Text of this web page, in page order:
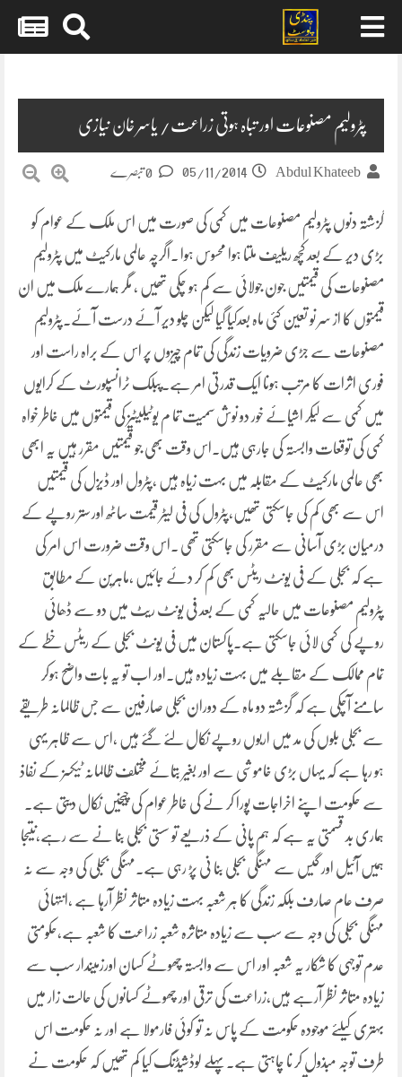
پٹرولیم مصنوعات اور تباہ ہوتی زراعت/ یاسر خان نیازی
Abdul Khateeb
05/11/2014
گزشتہ دنوں پٹرولیم مصنوعات میں کمی کی صورت میں اس ملک کے عوام کو
بڑی دیر کے بعد کچھ ریلیف ملتا ہوا محسوس ہوا ۔اگرچہ عالمی مارکیٹ میں پٹرولیم
مصنوعات کی قیمتیں جون جولائی سے کم ہو چکی تھیں ، مگر ہمارے ملک میں ان
قیمتوں کا از سر نو تعین کئی ماہ بعدکیا گیا لیکن چلو دیر آئے درست آئے۔پٹرولیم
مصنوعات سے جڑی ضرویات زندگی کی تمام چیزوں پر اس کے براہ راست اور
فوری اثرات کا مرتب ہونا ایک قدرتی امر ہے۔پبلک ٹرانسپورٹ کے کرایوں
میں کمی سے لیکر اشیائے خور دو نوش سمیت تما م یوٹیلیٹیز کی قیمتوں میں خاطر خواہ
کمی کی توقعات وابستہ کی جارہی ہیں۔اس وقت بھی جو قیمتیں مقرر ہیں یہ ابھی
بھی عالمی مارکیٹ کے مقابلہ میں بہت زیاہ ہیں ،پٹرول اور ڈیزل کی قیمتیں
اس سے بھی کم کی جاسکتی تھیں،پٹرول کی فی لیٹر قیمت ساٹھ اور ستر روپے کے
درمیان بڑی آسانی سے مقرر کی جاسکتی تھی ۔اس وقت ضرورت اس امر کی
ہے کہ بجلی کے فی یونٹ ریٹس بھی کم کر دئے جائیں ،ماہرین کے مطابق
پٹرولیم مصنوعات میں حالیہ کمی کے بعد فی یونٹ ریٹ میں دو سے ڈھائی
روپے کی کمی لائی جاسکتی ہے۔پاکستان میں فی یونٹ بجلی کے ریٹس خطے کے
تمام ممالک کے مقابلے میں بہت زیادہ ہیں۔اور اب تو یہ بات واضح ہوکر
سامنے آچکی ہے کہ گزشتہ دو ماہ کے دوران بجلی صارفین سے جس ظالمانہ طریقے
سے بجلی بلوں کی مد میں اربوں روپے نکال لئے گئے ہیں ،اس سے ظاہر یہی
ہو رہا ہے کہ یہاں بڑی خاموشی سے اور بغیر بتائے مختلف ظالمانہ ٹیکسز کے نفاذ
سے حکومت اپنے اخراجات پورا کر نے کی خاطر عوام کی چیخیں نکال دیتی ہے۔
ہماری بد قسمتی یہ ہے کہ ہم پانی کے ذریعے تو سستی بجلی بنا نے سے رہے،نتیجا
ہمیں آئیل اور گیس سے مہنگی بجلی بنا نی پڑ رہی ہے۔مہنگی بجلی کی وجہ سے نہ
صرف عام صارف بلکہ زندگی کا ہر شعبہ بہت زیادہ متاثر نظر آرہا ہے ،انتہائی
مہنگی بجلی کی وجہ سے سب سے زیادہ متاثرہ شعبہ زراعت کا شعبہ ہے،حکومتی
عدم توجہی کا شکار یہ شعبہ اور اس سے وابستہ چھوٹے کسان اورزمیندار سب سے
زیادہ متاثر نظر آرہے ہیں،زراعت کی ترقی اور چھوٹے کسانوں کی حالت زار میں
بہتری کیلئے موجودہ حکومت کے پاس نہ تو کوئی فارمولا ہے اور نہ حکومت اس
طرف توجہ مبذول کر نا چاہتی ہے۔پہلے لوڈشیڈنگ کیا کم تھیں کہ حکومت نے